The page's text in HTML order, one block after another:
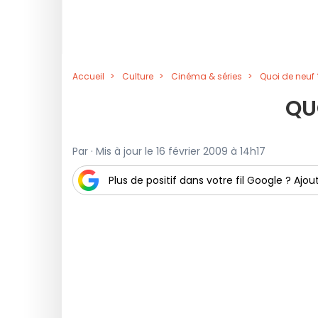
Accueil Culture Cinéma & séries Quoi de neuf
Par · Mis à jour le 16 février 2009 à 14h17
Plus de positif dans votre fil Google ?